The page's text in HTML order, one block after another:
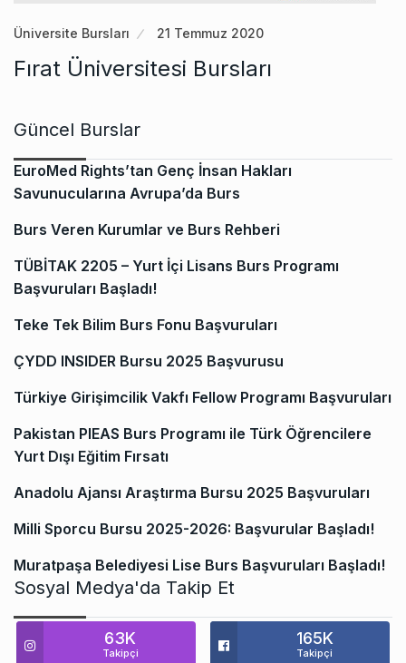
Üniversite Bursları 21 Temmuz 2020
Fırat Üniversitesi Bursları
Güncel Burslar
EuroMed Rights’tan Genç İnsan Hakları
Savunucularına Avrupa’da Burs
Burs Veren Kurumlar ve Burs Rehberi
TÜBİTAK 2205 – Yurt İçi Lisans Burs Programı
Başvuruları Başladı!
Teke Tek Bilim Burs Fonu Başvuruları
ÇYDD INSIDER Bursu 2025 Başvurusu
Türkiye Girişimcilik Vakfı Fellow Programı Başvuruları
Pakistan PIEAS Burs Programı ile Türk Öğrencilere
Yurt Dışı Eğitim Fırsatı
Anadolu Ajansı Araştırma Bursu 2025 Başvuruları
Milli Sporcu Bursu 2025-2026: Başvurular Başladı!
Muratpaşa Belediyesi Lise Burs Başvuruları Başladı!
Sosyal Medya'da Takip Et
63K
Takipçi
165K
Takipçi